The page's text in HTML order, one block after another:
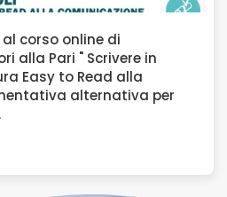
corso online di
alla Pari " Scrivere in
Easy to Read alla
alternativa per